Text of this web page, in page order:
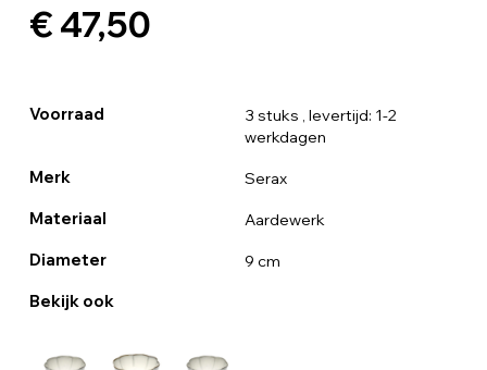
€ 47,50
Voorraad 3 stuks , levertijd: 1-2
werkdagen
Merk Serax
Materiaal Aardewerk
Diameter 9 cm
Bekijk ook